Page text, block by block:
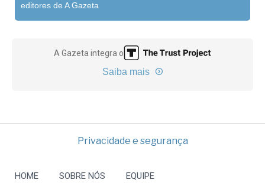
editores de A Gazeta
A Gazeta integra o
Saiba mais
Privacidade e segurança
HOME SOBRE NÓS EQUIPE